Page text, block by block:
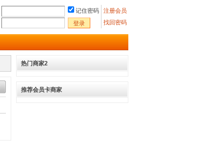
注册会员
找回密码
记住密码
登录
热门商家2
推荐会员卡商家